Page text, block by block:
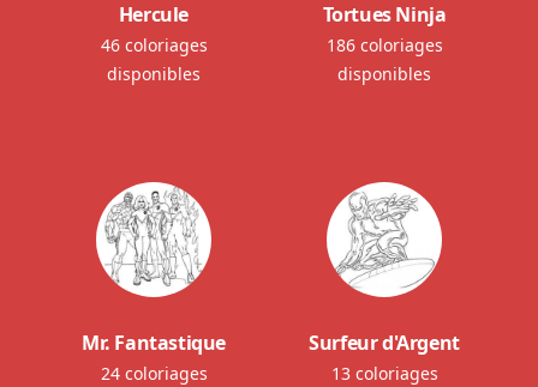
Hercule
46 coloriages
disponibles
Tortues Ninja
186 coloriages
disponibles
Mr. Fantastique
24 coloriages
Surfeur d'Argent
13 coloriages